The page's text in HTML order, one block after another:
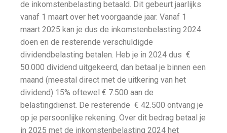
de inkomstenbelasting betaald. Dit gebeurt jaarlijks
vanaf 1 maart over het voorgaande jaar. Vanaf 1
maart 2025 kan je dus de inkomstenbelasting 2024
doen en de resterende verschuldigde
dividendbelasting betalen. Heb je in 2024 dus €
50.000 dividend uitgekeerd, dan betaal je binnen een
maand (meestal direct met de uitkering van het
dividend) 15% oftewel € 7.500 aan de
belastingdienst. De resterende € 42.500 ontvang je
op je persoonlijke rekening. Over dit bedrag betaal je
in 2025 met de inkomstenbelasting 2024 het